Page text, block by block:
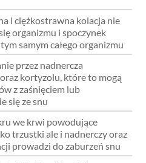
i ciężkostrawna kolacja nie
organizmu i spoczynek
samym całego organizmu
przez nadnercza
kortyzolu, które to mogą
z zaśnięciem lub
się ze snu
we krwi powodujące
trzustki ale i nadnerczy oraz
prowadzi do zaburzeń snu